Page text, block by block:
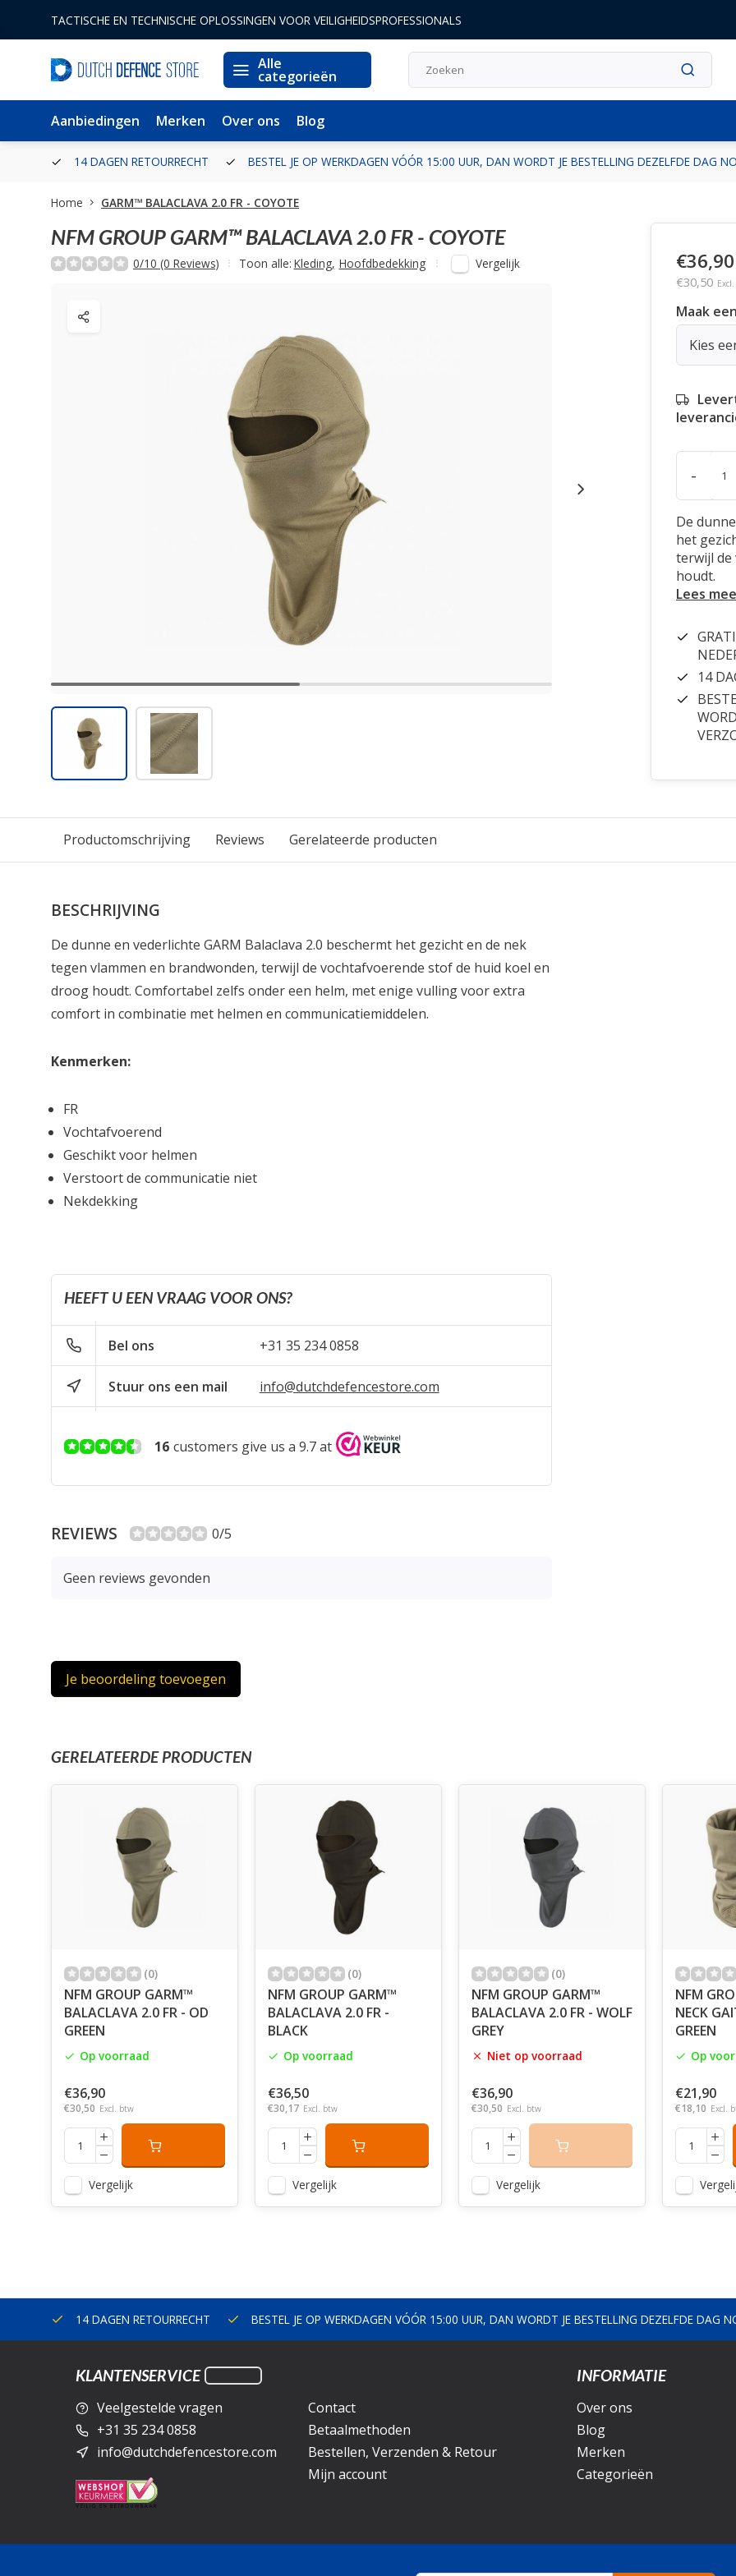
TACTISCHE EN TECHNISCHE OPLOSSINGEN VOOR VEILIGHEIDSPROFESSIONALS
Alle
categorieën
Aanbiedingen Merken Over ons Blog
14 DAGEN RETOURRECHT BESTEL JE OP WERKDAGEN VÓÓR 15:00 UUR, DAN WORDT JE BESTELLING DEZELFDE DAG
Home GARM™ BALACLAVA 2.0 FR - COYOTE
NFM GROUP GARM™ BALACLAVA 2.0 FR - COYOTE
0/10 (0 Reviews) Toon alle: Kleding, Hoofdbedekking Vergelijk €36,90
€30,50
Maak
Kies
-
De
het
terwijl de
houdt.
Lees
14
Productomschrijving Reviews Gerelateerde producten
BESCHRIJVING
De dunne en vederlichte GARM Balaclava 2.0 beschermt het gezicht en de nek
tegen vlammen en brandwonden, terwijl de vochtafvoerende stof de huid koel en
droog houdt. Comfortabel zelfs onder een helm, met enige vulling voor extra
comfort in combinatie met helmen en communicatiemiddelen.
Kenmerken:
FR
Vochtafvoerend
Geschikt voor helmen
Verstoort de communicatie niet
Nekdekking
HEEFT U EEN VRAAG VOOR ONS?
Bel ons +31 35 234 0858
Stuur ons een mail info@dutchdefencestore.com
16 customers give us a 9.7 at
REVIEWS 0/5
Geen reviews gevonden
Je beoordeling toevoegen
GERELATEERDE PRODUCTEN
(0)
NFM GROUP GARM™
BALACLAVA 2.0 FR - OD
GREEN
Op voorraad
€36,90
€30,50 Excl. btw
Vergelijk
(0)
NFM GROUP GARM™
BALACLAVA 2.0 FR -
BLACK
Op voorraad
€36,50
€30,17 Excl. btw
Vergelijk
(0)
NFM GROUP GARM™
BALACLAVA 2.0 FR - WOLF
GREY
Niet op voorraad
€36,90
€30,50 Excl. btw
Vergelijk
NFM
NECK
GREEN
Op
€21,90
€18,10 Excl.
14 DAGEN RETOURRECHT BESTEL JE OP WERKDAGEN VÓÓR 15:00 UUR, DAN WORDT JE BESTELLING DEZELFDE DAG
KLANTENSERVICE
Veelgestelde vragen
+31 35 234 0858
info@dutchdefencestore.com
Contact
Betaalmethoden
Bestellen, Verzenden & Retour
Mijn account
INFORMATIE
Over ons
Blog
Merken
Categorieën